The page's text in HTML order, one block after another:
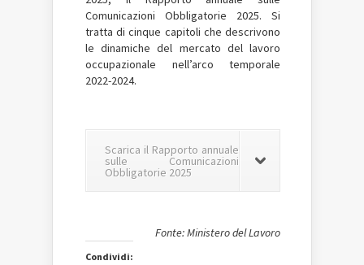
Comunicazioni Obbligatorie 2025. Si
tratta di cinque capitoli che descrivono
le dinamiche del mercato del lavoro
occupazionale nell’arco temporale
2022-2024.
Scarica il Rapporto annuale
sulle Comunicazioni
Obbligatorie 2025
Fonte: Ministero del Lavoro
Condividi: